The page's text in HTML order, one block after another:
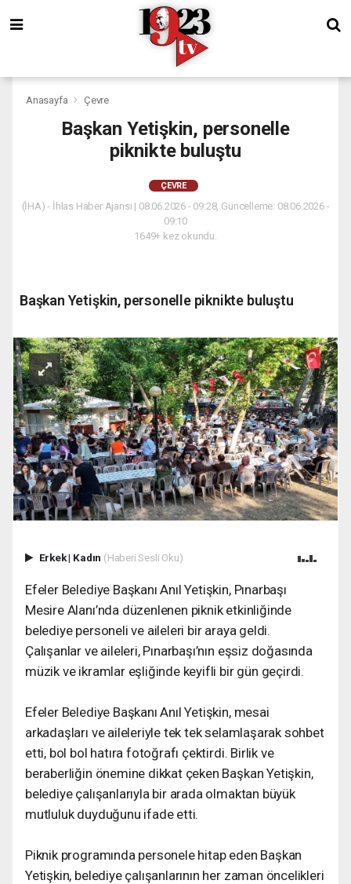
Anasayfa Çevre
Başkan Yetişkin, personelle
piknikte buluştu
ÇEVRE
(İHA) - İhlas Haber Ajansı | 08.06.2026 - 09:28, Güncelleme: 08.06.2026 -
09:10
1649+ kez okundu.
Başkan Yetişkin, personelle piknikte buluştu
Erkek| Kadın (Haberi Sesli Oku)
Efeler Belediye Başkanı Anıl Yetişkin, Pınarbaşı
Mesire Alanı’nda düzenlenen piknik etkinliğinde
belediye personeli ve aileleri bir araya geldi.
Çalışanlar ve aileleri, Pınarbaşı’nın eşsiz doğasında
müzik ve ikramlar eşliğinde keyifli bir gün geçirdi.
Efeler Belediye Başkanı Anıl Yetişkin, mesai
arkadaşları ve aileleriyle tek tek selamlaşarak sohbet
etti, bol bol hatıra fotoğrafı çektirdi. Birlik ve
beraberliğin önemine dikkat çeken Başkan Yetişkin,
belediye çalışanlarıyla bir arada olmaktan büyük
mutluluk duyduğunu ifade etti.
Piknik programında personele hitap eden Başkan
Yetişkin, belediye çalışanlarının her zaman öncelikleri